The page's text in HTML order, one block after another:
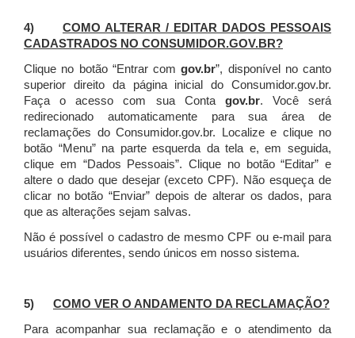
4) COMO ALTERAR / EDITAR DADOS PESSOAIS
CADASTRADOS NO CONSUMIDOR.GOV.BR?
Clique no botão “Entrar comgov.br”, disponível no canto
superior direito da página inicial do Consumidor.gov.br.
Faça o acesso com sua Conta gov.br. Você será
redirecionado automaticamente para sua área de
reclamações do Consumidor.gov.br.
Localize e clique no
botão “Menu” na parte esquerda da tela e, em seguida,
clique em “Dados Pessoais”. Clique no botão “Editar” e
altere o dado que desejar (exceto CPF). Não esqueça de
clicar no botão “Enviar” depois de alterar os dados, para
que as alterações sejam salvas.
Não é possível o cadastro de mesmo CPF ou e-mail para
usuários diferentes, sendo únicos em nosso sistema.
5) COMO VER O ANDAMENTO DA RECLAMAÇÃO?
Para acompanhar sua reclamação e o atendimento da